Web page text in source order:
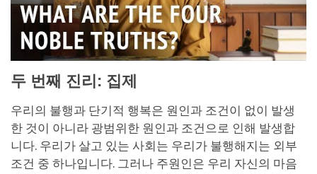
두 번째 진리: 집제
우리의 불행과 단기적 행복은 원인과 조건이 없이 발생
한 것이 아니라 광범위한 원인과 조건으로 인해 발생합
니다. 우리가 살고 있는 사회는 우리가 불행해지는 외부
조건 중 하나입니다. 그러나 주원인은 우리 자신의 마음